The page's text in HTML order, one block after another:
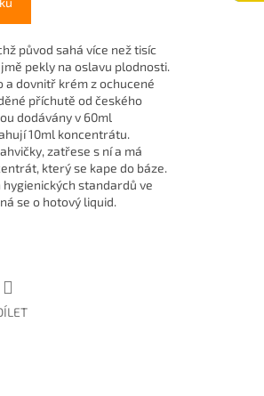
původ sahá více než tisíc
pekly na oslavu plodnosti.
a dovnitř krém z ochucené
příchutě od českého
dodávány v 60ml
10ml koncentrátu.
zatřese s ní a má
který se kape do báze.
standardů ve
se o hotový liquid.